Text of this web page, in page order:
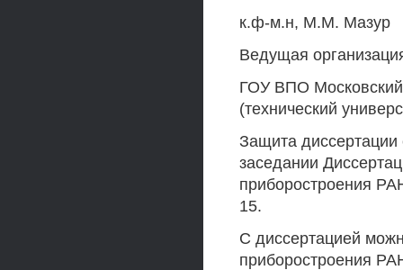
к.ф-м.н, М.М. Мазур
Ведущая
ГОУ ВПО Московский
(технический
Защита диссертации
заседании
приборостроения
15.
С диссертацией
приборостроения